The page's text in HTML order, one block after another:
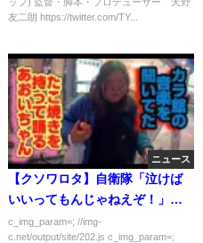
ポット
友二朗 https://twitter.com/TY...
ニュース
【クソワロタ】自衛隊「泣けば
いいってもんじゃねえぞ！」と
上官を泣かすｗｗｗｗｗ
c_img_param=; //img-
c.net/output/site/202.js c_img_param=;